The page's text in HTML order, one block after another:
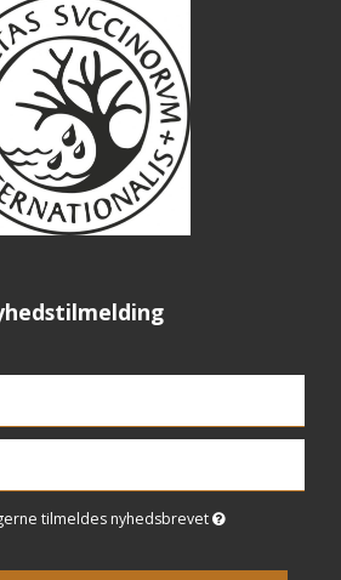
tilmeldes nyhedsbrevet